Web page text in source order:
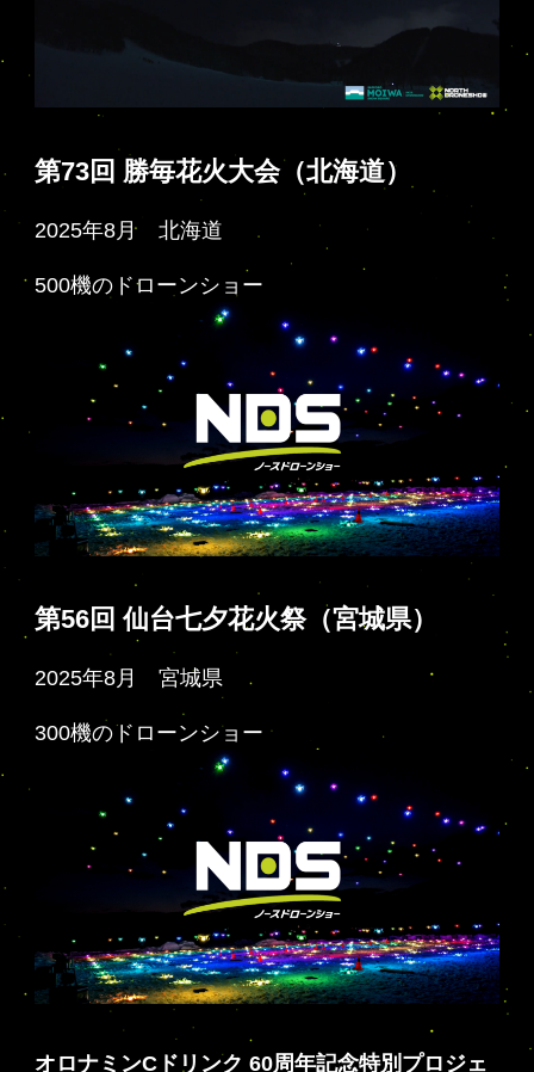
第73回 勝毎花火大会（北海道）
2025年8月 北海道
500機のドローンショー
第56回 仙台七夕花火祭（宮城県）
2025年8月 宮城県
300機のドローンショー
オロナミンCドリンク 60周年記念特別プロジェ